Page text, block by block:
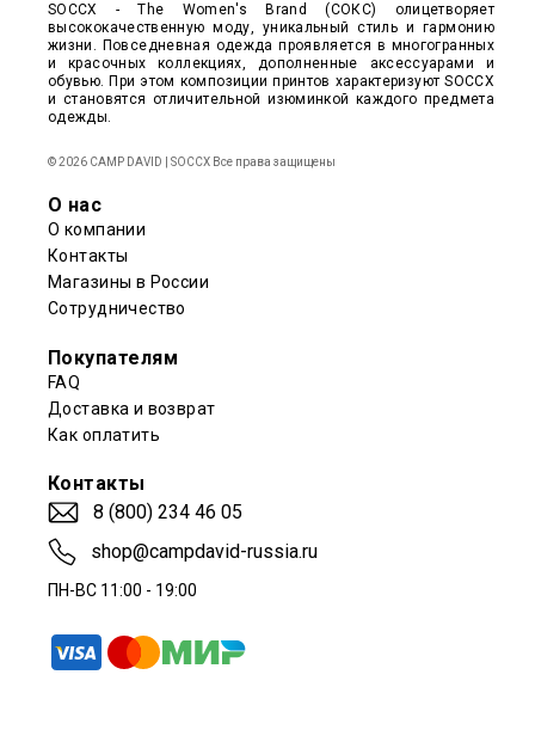
SOCCX - The Women's Brand (СОКС) олицетворяет
высококачественную моду, уникальный стиль и гармонию
жизни. Повседневная одежда проявляется в многогранных
и красочных коллекциях, дополненные аксессуарами и
обувью. При этом композиции принтов характеризуют SOCCX
и становятся отличительной изюминкой каждого предмета
одежды.
© 2026 CAMP DAVID | SOCCX Все права защищены
О нас
О компании
Контакты
Магазины в России
Сотрудничество
Покупателям
FAQ
Доставка и возврат
Как оплатить
Контакты
8 (800) 234 46 05
shop@campdavid-russia.ru
ПН-ВС 11:00 - 19:00